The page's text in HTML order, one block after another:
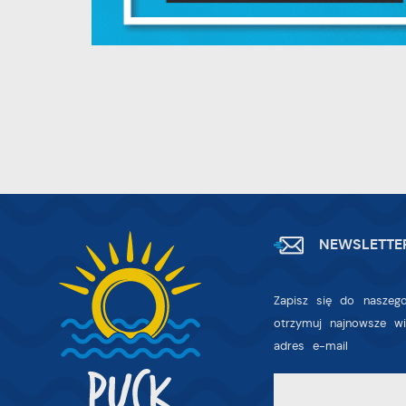
Zapisz się do
otrzymuj najnowsze
adres e-mail